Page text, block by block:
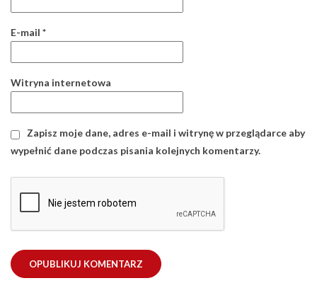
E-mail *
Witryna internetowa
Zapisz moje dane, adres e-mail i witrynę w przeglądarce aby
wypełnić dane podczas pisania kolejnych komentarzy.